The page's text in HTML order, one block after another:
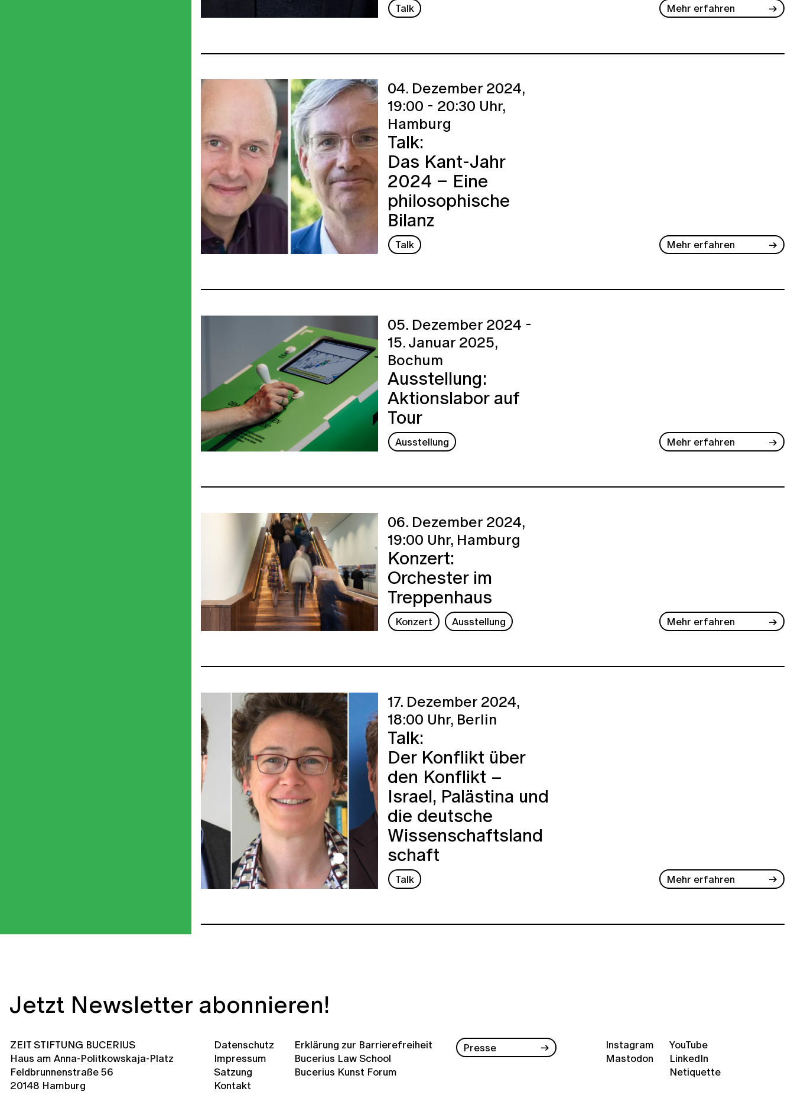
Talk Mehr erfahren
04. Dezember 2024,
19:00 - 20:30 Uhr,
Hamburg
Talk:
Das Kant-Jahr
2024 – Eine
philosophische
Bilanz
Talk Mehr erfahren
05. Dezember 2024 -
15. Januar 2025,
Bochum
Ausstellung:
Aktionslabor auf
Tour
Ausstellung Mehr erfahren
06. Dezember 2024,
19:00 Uhr, Hamburg
Konzert:
Orchester im
Treppenhaus
Konzert Ausstellung Mehr erfahren
17. Dezember 2024,
18:00 Uhr, Berlin
Talk:
Der Konflikt über
den Konflikt –
Israel, Palästina und
die deutsche
Wissenschaftsland
schaft
Talk Mehr erfahren
Jetzt Newsletter abonnieren!
ZEIT STIFTUNG BUCERIUS
Haus am Anna-Politkowskaja-Platz
Feldbrunnenstraße 56
20148 Hamburg
Datenschutz
Impressum
Satzung
Kontakt
Erklärung zur Barrierefreiheit
Bucerius Law School
Bucerius Kunst Forum
Presse
Instagram
Mastodon
YouTube
LinkedIn
Netiquette